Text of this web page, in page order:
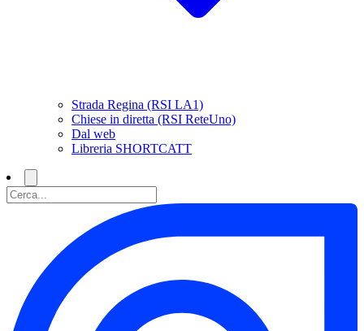
Strada Regina (RSI LA1)
Chiese in diretta (RSI ReteUno)
Dal web
Libreria SHORTCATT